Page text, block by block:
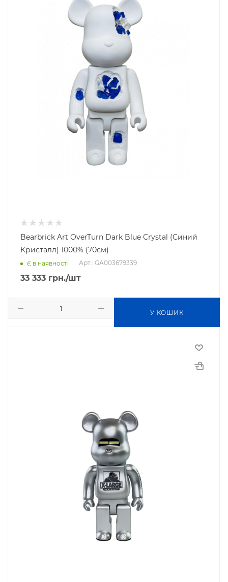
Bearbrick Art OverTurn Dark Blue Crystal (Синий
Кристалл) 1000% (70см)
Є в наявності Арт.: GA003679339
33 333 грн./шт
У КОШИК